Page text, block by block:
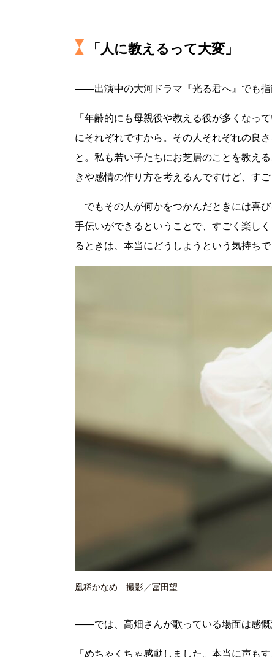
「人に教えるって大変」
――出演中の大河ドラマ『光る君へ』でも指
「年齢的にも母親役や教える役が多くなっ
にそれぞれですから。その人それぞれの良
と。私も若い子たちにお芝居のことを教え
きや感情の作り方を考えるんですけど、すご
でもその人が何かをつかんだときには喜
手伝いができるということで、すごく楽し
るときは、本当にどうしようという気持ちで
凰稀かなめ 撮影／冨田望
――では、高畑さんが歌っている場面は感慨
「めちゃくちゃ感動しました。本当に声も